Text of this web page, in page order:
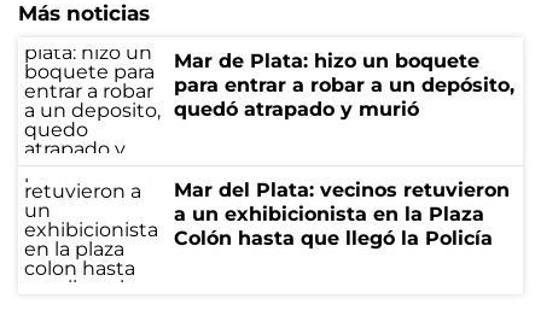
Más noticias
Mar de Plata: hizo un boquete
para entrar a robar a un depósito,
quedó atrapado y murió
Mar del Plata: vecinos retuvieron
a un exhibicionista en la Plaza
Colón hasta que llegó la Policía